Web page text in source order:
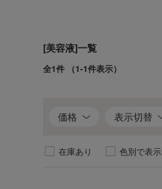
す
べ
を
[美容液]一覧
全1件 （1-1件表示）
価格 表示切替
在庫あり 色別で表示